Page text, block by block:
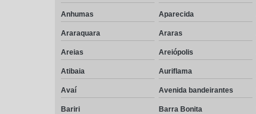
Anhumas Aparecida
Araraquara Araras
Areias Areiópolis
Atibaia Auriflama
Avaí Avenida bandeirantes
Bariri Barra Bonita